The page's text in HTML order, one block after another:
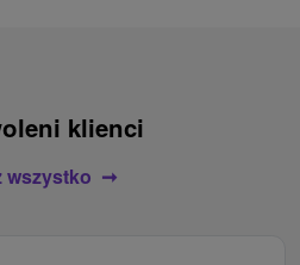
klienci
wszystko